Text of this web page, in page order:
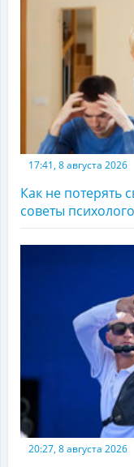
17:41, 8 августа 2026
Как не потерять
советы
20:27, 8 августа 2026